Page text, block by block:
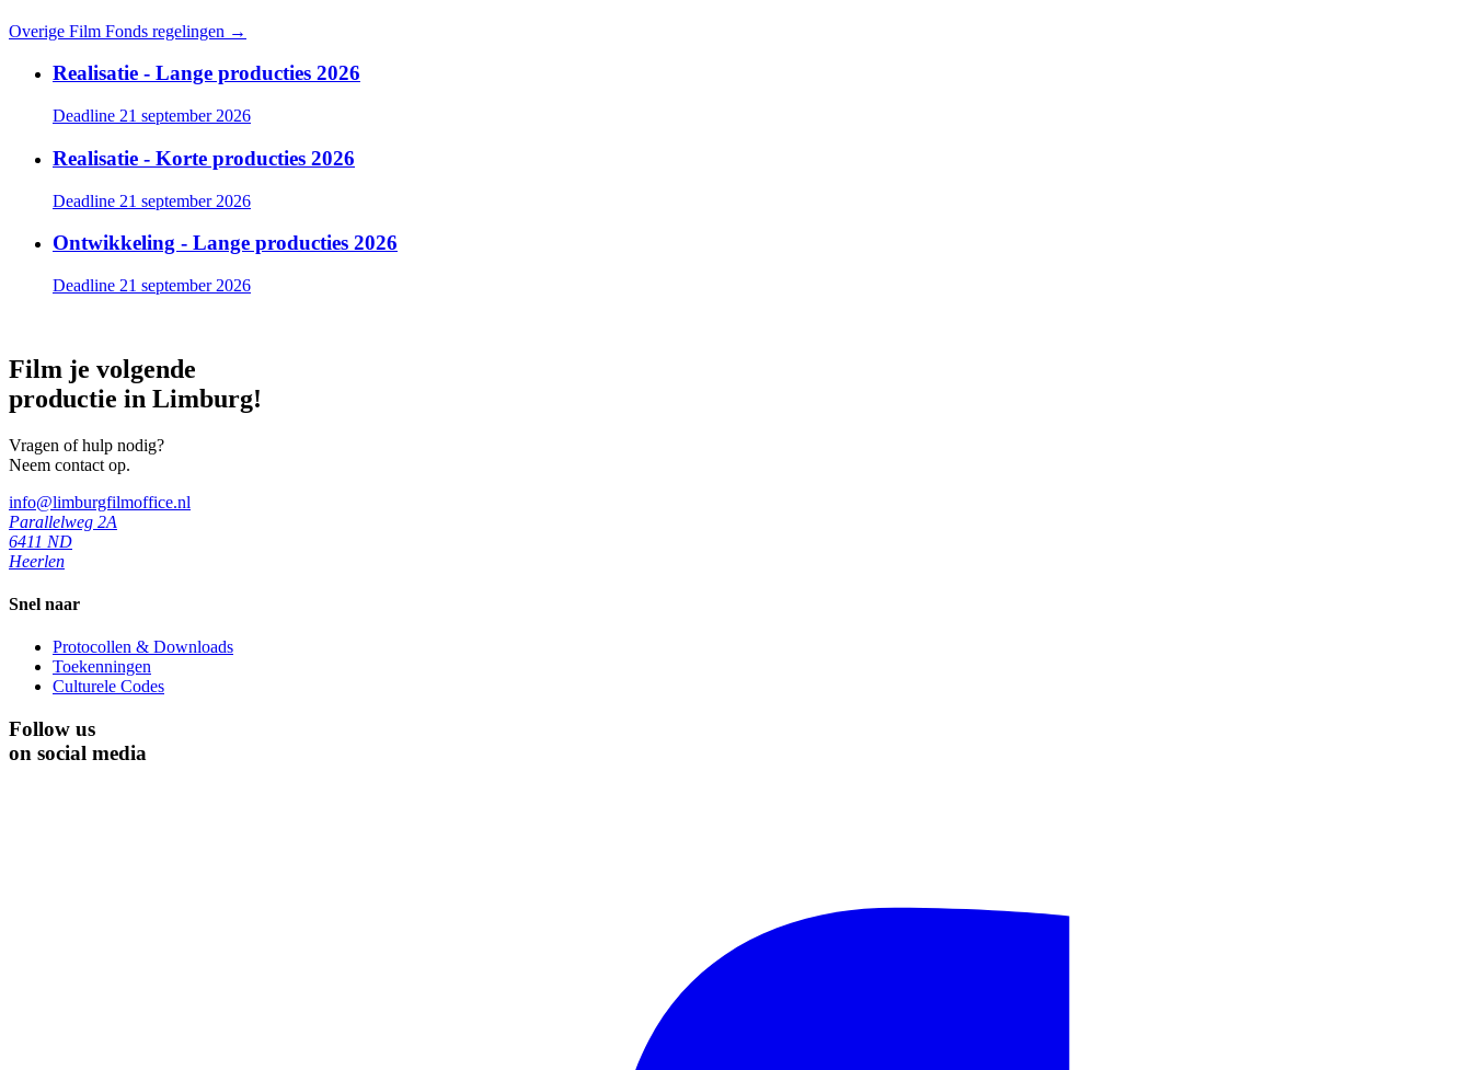
Overige Film Fonds regelingen →
Realisatie - Lange producties 2026
Deadline 21 september 2026
Realisatie - Korte producties 2026
Deadline 21 september 2026
Ontwikkeling - Lange producties 2026
Deadline 21 september 2026
Film je volgende
productie in Limburg!
Vragen of hulp nodig?
Neem contact op.
info@limburgfilmoffice.nl
Parallelweg 2A
6411 ND
Heerlen
Snel naar
Protocollen & Downloads
Toekenningen
Culturele Codes
Follow us
on social media